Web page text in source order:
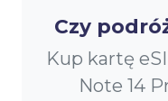
Czy
Kup kartę
Note 14